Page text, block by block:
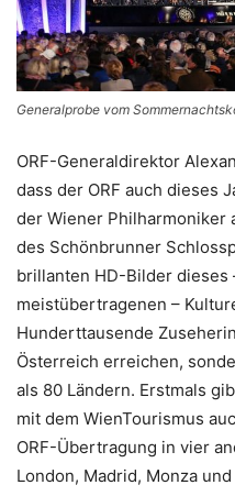
Generalprobe vom
ORF-Generaldirektor
dass der ORF auch dieses
der Wiener Philharmoniker
des Schönbrunner
brillanten HD-Bilder dieses
meistübertragenen –
Hunderttausende
Österreich erreichen,
als 80 Ländern. Erstmals
mit dem WienTourismus
ORF-Übertragung in vier
London, Madrid, Monza